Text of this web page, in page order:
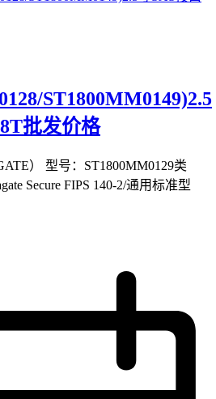
ST1800MM0149)2.5
批发价格
） 型号：ST1800MM0129类
Secure FIPS 140-2/通用标准型